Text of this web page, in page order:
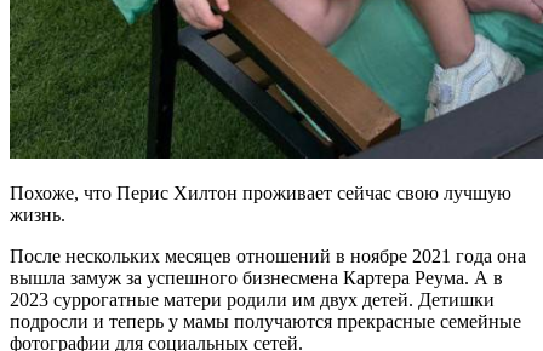
Похоже, что Перис Хилтон проживает сейчас свою лучшую
жизнь.
После нескольких месяцев отношений в ноябре 2021 года она
вышла замуж за успешного бизнесмена Картера Реума. А в
2023 суррогатные матери родили им двух детей. Детишки
подросли и теперь у мамы получаются прекрасные семейные
фотографии для социальных сетей.